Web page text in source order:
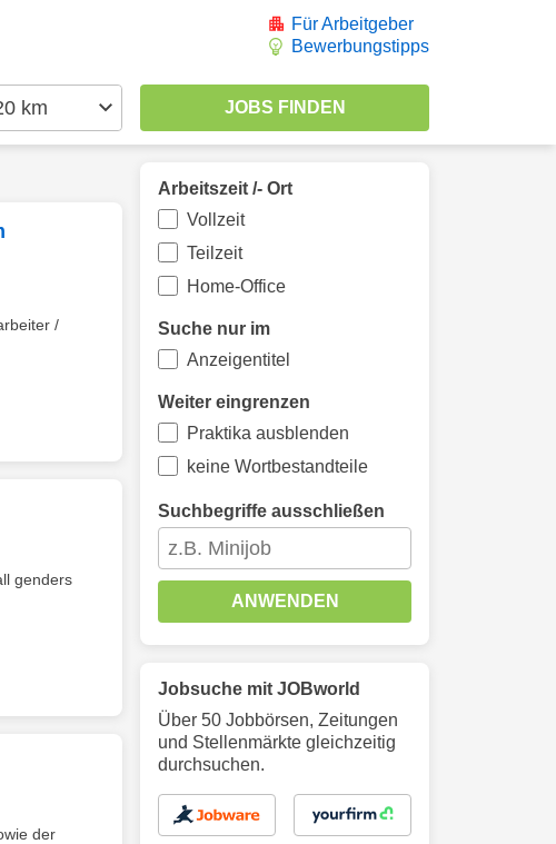
Für Arbeitgeber
Bewerbungstipps
/
genders
der
Arbeitszeit /- Ort
Vollzeit
Teilzeit
Home-Office
Suche nur im
Anzeigentitel
Weiter eingrenzen
Praktika ausblenden
keine Wortbestandteile
Suchbegriffe ausschließen
ANWENDEN
Jobsuche mit JOBworld
Über 50 Jobbörsen, Zeitungen
und Stellenmärkte gleichzeitig
durchsuchen.